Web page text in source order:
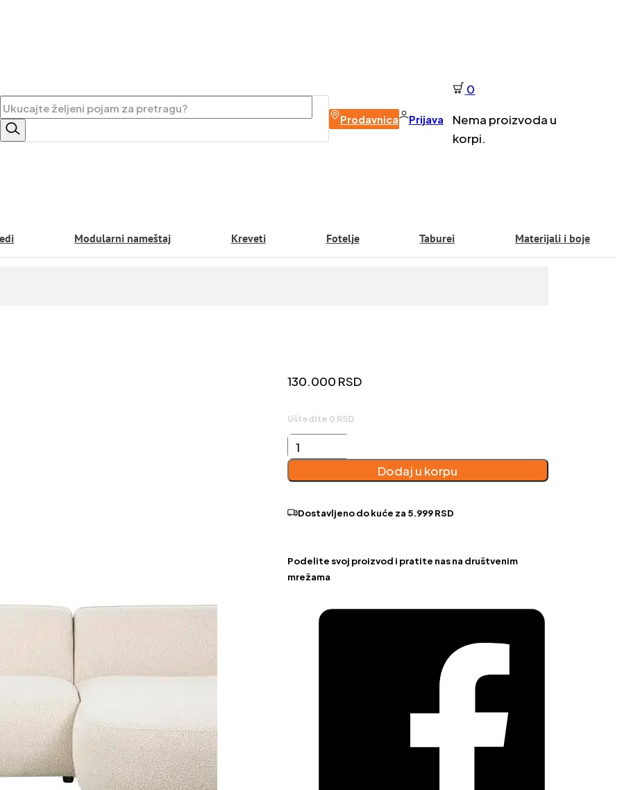
Pretraga
Prodavnica Prijava
0
Nema proizvoda u
korpi.
Modularni nameštaj Kreveti Fotelje Taburei Materijali i boje
130.000RSD
Uštedite 0 RSD
Laures
krug-
desni
količina
Dodaj u korpu
Dostavljeno do kuće za 5.999 RSD
Podelite svoj proizvod i pratite nas na društvenim
mrežama